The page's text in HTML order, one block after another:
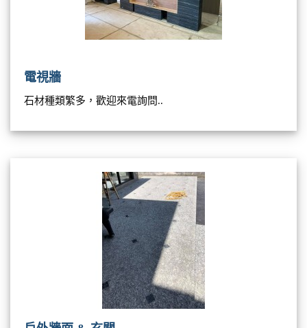
電視牆
石材種類繁多，歡迎來電詢問..